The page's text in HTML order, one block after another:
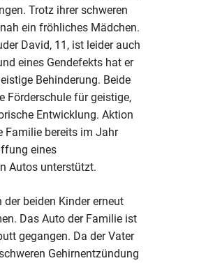
Trotz ihrer schweren
ein fröhliches Mädchen.
David, 11, ist leider auch
eines Gendefekts hat er
Behinderung. Beide
Förderschule für geistige,
Entwicklung. Aktion
Familie bereits im Jahr
eines
Autos unterstützt.
der beiden Kinder erneut
Das Auto der Familie ist
gegangen. Da der Vater
Gehirnentzündung